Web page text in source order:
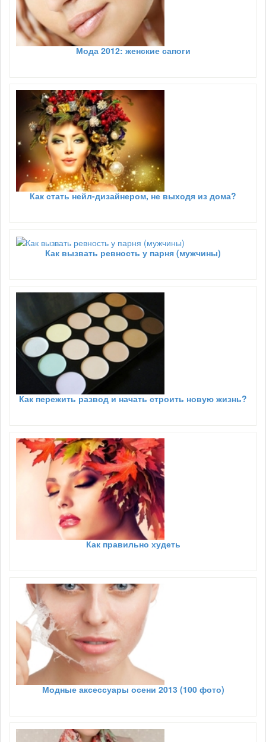
Мода 2012: женские сапоги
Как стать нейл-дизайнером, не выходя из дома?
Как вызвать ревность у парня (мужчины)
Как пережить развод и начать строить новую жизнь?
Как правильно худеть
Модные аксессуары осени 2013 (100 фото)